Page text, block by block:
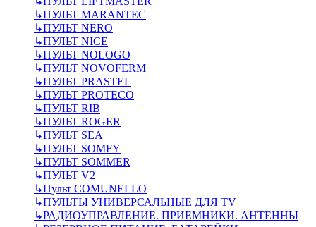
↳ПУЛЬТ MARANTEC
↳ПУЛЬТ NERO
↳ПУЛЬТ NICE
↳ПУЛЬТ NOLOGO
↳ПУЛЬТ NOVOFERM
↳ПУЛЬТ PRASTEL
↳ПУЛЬТ PROTECO
↳ПУЛЬТ RIB
↳ПУЛЬТ ROGER
↳ПУЛЬТ SEA
↳ПУЛЬТ SOMFY
↳ПУЛЬТ SOMMER
↳ПУЛЬТ V2
↳Пульт СOMUNELLO
↳ПУЛЬТЫ УНИВЕРСАЛЬНЫЕ ДЛЯ TV
↳РАДИОУПРАВЛЕНИЕ. ПРИЕМНИКИ. АНТЕННЫ